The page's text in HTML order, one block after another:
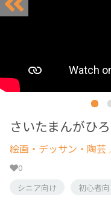
さいたまんがひ
絵画・デッサン・陶芸
0
シニア向け
初心者